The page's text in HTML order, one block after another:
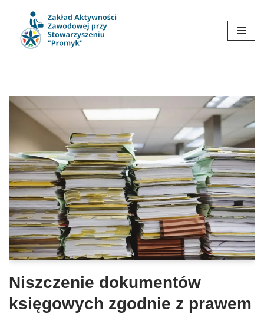
Przejdź
Niszczenie dokumentów
księgowych zgodnie z prawem